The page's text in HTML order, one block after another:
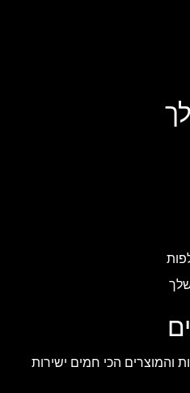
והמוצרים הכי חמים ישירות